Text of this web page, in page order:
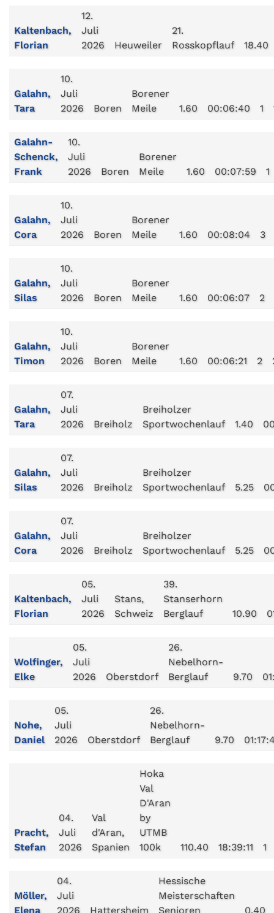
Kaltenbach,
Florian
12.
Juli
2026
Heuweiler
21.
Rosskopflauf
18.40
Galahn,
Tara
10.
Juli
2026
Boren
Borener
Meile
1.60 00:06:40 1
Galahn-
Schenck,
Frank
10.
Juli
2026
Boren
Borener
Meile
1.60 00:07:59 1
Galahn,
Cora
10.
Juli
2026
Boren
Borener
Meile
1.60 00:08:04 3
Galahn,
Silas
10.
Juli
2026
Boren
Borener
Meile
1.60 00:06:07 2
Galahn,
Timon
10.
Juli
2026
Boren
Borener
Meile
1.60 00:06:21 2
Galahn,
Tara
07.
Juli
2026
Breiholz
Breiholzer
Sportwochenlauf
1.40
Galahn,
Silas
07.
Juli
2026
Breiholz
Breiholzer
Sportwochenlauf
5.25
Galahn,
Cora
07.
Juli
2026
Breiholz
Breiholzer
Sportwochenlauf
5.25
Kaltenbach,
Florian
05.
Juli
2026
Stans,
Schweiz
39.
Stanserhorn
Berglauf
10.90
Wolfinger,
Elke
05.
Juli
2026
Oberstdorf
26.
Nebelhorn-
Berglauf
9.70
Nohe,
Daniel
05.
Juli
2026
Oberstdorf
26.
Nebelhorn-
Berglauf
9.70
Pracht,
Stefan
04.
Juli
2026
Val
d'Aran,
Spanien
Hoka
Val
D'Aran
by
UTMB
100k
110.40 18:39:11 1
Möller,
Elena
04.
Juli
2026
Hattersheim
Hessische
Meisterschaften
Senioren
0.40